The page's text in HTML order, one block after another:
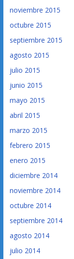
noviembre 2015
octubre 2015
septiembre 2015
agosto 2015
julio 2015
junio 2015
mayo 2015
abril 2015
marzo 2015
febrero 2015
enero 2015
diciembre 2014
noviembre 2014
octubre 2014
septiembre 2014
agosto 2014
julio 2014